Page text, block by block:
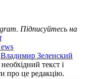
Підписуйтесь на
Владимир Зеленский
текст і
про це редакцію.